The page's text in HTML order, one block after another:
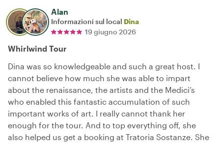
Alan
Informazioni sul local Dina
19 giugno 2026
Whirlwind Tour
Dina was so knowledgeable and such a great host. I
cannot believe how much she was able to impart
about the renaissance, the artists and the Medici’s
who enabled this fantastic accumulation of such
important works of art. I really cannot thank her
enough for the tour. And to top everything off, she
also helped us get a booking at Tratoria Sostanze. She